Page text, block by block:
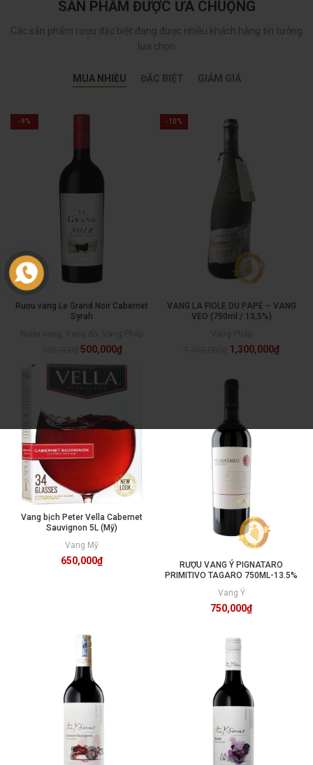
SẢN PHẨM ĐƯỢC ƯA CHUỘNG
Các sản phẩm rượu đặc biệt đang được nhiều khách hàng tin tưởng
lựa chọn
MUA NHIỀU ĐẶC BIỆT GIẢM GIÁ
-9%
Rượu vang Le Grand Noir Cabernet
Syrah
500,000₫
-10%
VANG LA FIOLE DU PAPE – VANG
VẸO (750ml / 13,5%)
1,300,000₫
Vang bịch Peter Vella Cabernet
Sauvignon 5L (Mỹ)
Vang Mỹ
650,000₫
RƯỢU VANG Ý PIGNATARO
PRIMITIVO TAGARO 750ML-13.5%
Vang Ý
750,000₫